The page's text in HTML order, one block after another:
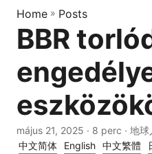
Home » Posts
BBR
május 21, 2025 · 8 perc · 地
中文简体
English 中文繁體